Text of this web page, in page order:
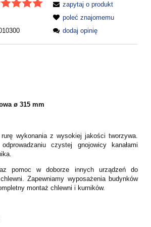
zapytaj o produkt
poleć znajomemu
dodaj opinię
ø 315 mm
rurę wykonania z wysokiej jakości tworzywa.
czystej gnojowicy kanałami
pomoc w doborze innych urządzeń do
Zapewniamy wyposażenia budynków
montaż chlewni i kurników.